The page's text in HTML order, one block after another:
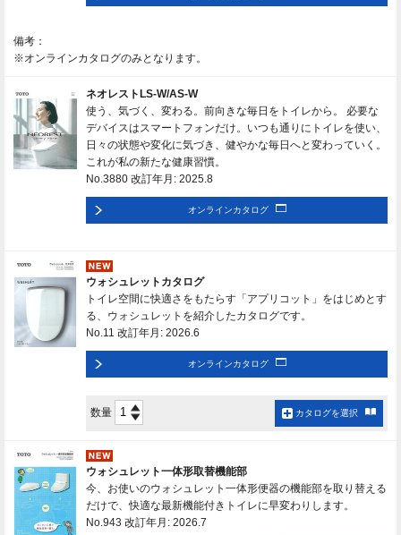
備考：
※オンラインカタログのみとなります。
ネオレストLS-W/AS-W
使う、気づく、変わる。前向きな毎日をトイレから。 必要な
デバイスはスマートフォンだけ。いつも通りにトイレを使い、
日々の状態や変化に気づき、健やかな毎日へと変わっていく。
これが私の新たな健康習慣。
No.3880 改訂年月: 2025.8
オンラインカタログ
ウォシュレットカタログ
トイレ空間に快適さをもたらす「アプリコット」をはじめとす
る、ウォシュレットを紹介したカタログです。
No.11 改訂年月: 2026.6
オンラインカタログ
数量 カタログを選択
ウォシュレット一体形取替機能部
今、お使いのウォシュレット一体形便器の機能部を取り替える
だけで、快適な最新機能付きトイレに早変わりします。
No.943 改訂年月: 2026.7